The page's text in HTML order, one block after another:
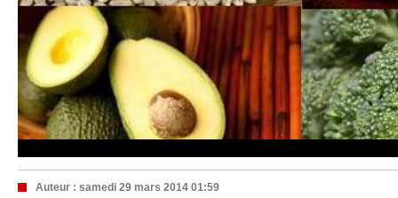
Auteur : samedi 29 mars 2014 01:59